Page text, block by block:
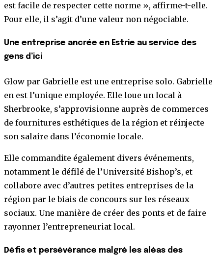
est facile de respecter cette norme », affirme-t-elle.
Pour elle, il s’agit d’une valeur non négociable.
Une entreprise ancrée en Estrie au service des
gens d’ici
Glow par Gabrielle est une entreprise solo. Gabrielle
en est l’unique employée. Elle loue un local à
Sherbrooke, s’approvisionne auprès de commerces
de fournitures esthétiques de la région et réinjecte
son salaire dans l’économie locale.
Elle commandite également divers événements,
notamment le défilé de l’Université Bishop’s, et
collabore avec d’autres petites entreprises de la
région par le biais de concours sur les réseaux
sociaux. Une manière de créer des ponts et de faire
rayonner l’entrepreneuriat local.
Défis et persévérance malgré les aléas des